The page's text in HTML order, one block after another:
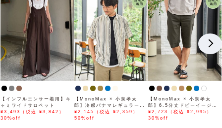
【インフルエンサー着用】キ
ャミワイドサロペット
¥3,493（税込 ¥3,842）
30%off
【MonoMax × 小泉孝太
郎】冷感パナマレギュラーカ
ラー半袖シャツ「小泉孝太郎
さん着用モデル」
¥2,145（税込 ¥2,359）
50%off
【MonoMax × 小泉孝太
郎】6.5分丈ドビーイージー
ハーフパンツ「小泉孝太郎さ
ん着用モデル」
¥2,723（税込 ¥2,995）
30%off